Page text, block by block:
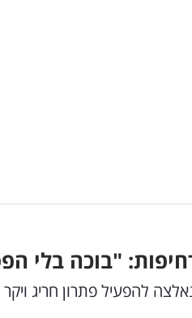
"בוכה בלי
להפעיל פתרון חריג